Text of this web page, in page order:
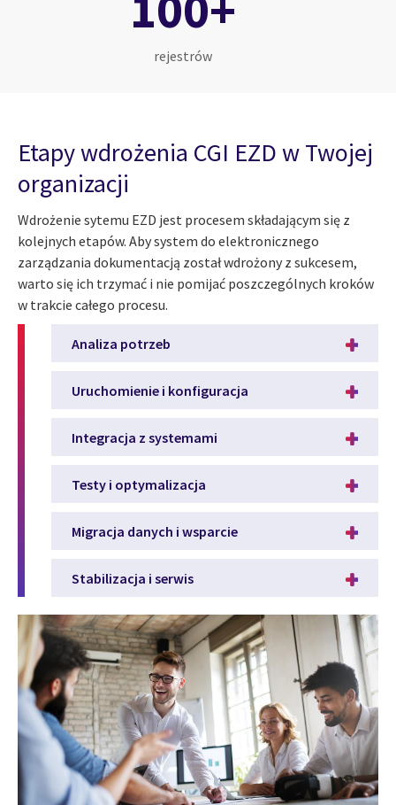
rejestrów
Etapy wdrożenia CGI EZD w Twojej
organizacji
Wdrożenie sytemu EZD jest procesem składającym się z
kolejnych etapów. Aby system do elektronicznego
zarządzania dokumentacją został wdrożony z sukcesem,
warto się ich trzymać i nie pomijać poszczególnych kroków
w trakcie całego procesu.
Analiza potrzeb
Uruchomienie i konfiguracja
Integracja z systemami
Testy i optymalizacja
Migracja danych i wsparcie
Stabilizacja i serwis